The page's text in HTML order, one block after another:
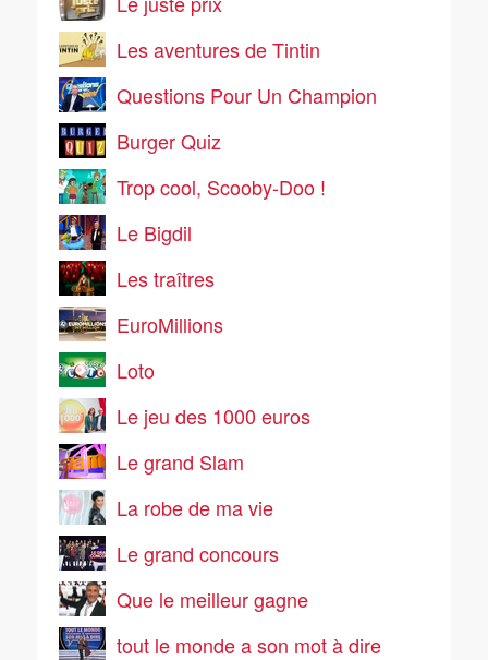
Les aventures de Tintin
Questions Pour Un Champion
Burger Quiz
Trop cool, Scooby-Doo !
Le Bigdil
Les traîtres
EuroMillions
Loto
Le jeu des 1000 euros
Le grand Slam
La robe de ma vie
Le grand concours
Que le meilleur gagne
tout le monde a son mot à dire